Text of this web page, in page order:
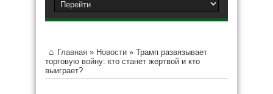
Главная » Новости » Трамп развязывает
торговую войну: кто станет жертвой и кто
выиграет?